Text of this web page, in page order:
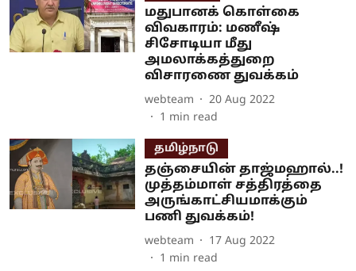
மதுபானக் கொள்கை
விவகாரம்: மணீஷ்
சிசோடியா மீது
அமலாக்கத்துறை
விசாரணை துவக்கம்
webteam
20 Aug 2022
1 min read
தமிழ்நாடு
தஞ்சையின் தாஜ்மஹால்..!
முத்தம்மாள் சத்திரத்தை
அருங்காட்சியமாக்கும்
பணி துவக்கம்!
webteam
17 Aug 2022
1 min read